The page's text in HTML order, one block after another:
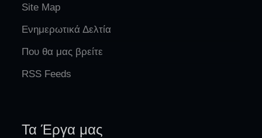
Site Map
Ενημερωτικά Δελτία
Που θα μας βρείτε
RSS Feeds
Τα Έργα μας